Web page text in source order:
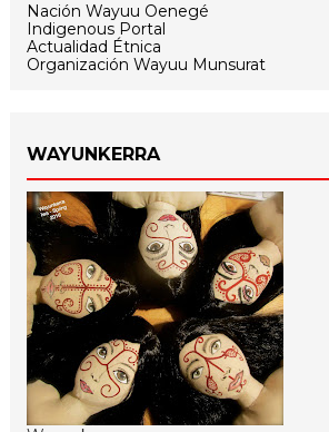
Nación Wayuu Oenegé
Indigenous Portal
Actualidad Étnica
Organización Wayuu Munsurat
WAYUNKERRA